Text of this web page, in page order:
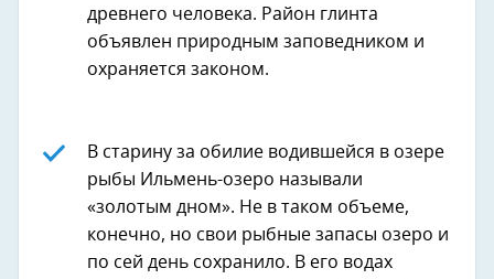
древнего человека. Район глинта
объявлен природным заповедником и
охраняется законом.
В старину за обилие водившейся в озере
рыбы Ильмень-озеро называли
«золотым дном». Не в таком объеме,
конечно, но свои рыбные запасы озеро и
по сей день сохранило. В его водах